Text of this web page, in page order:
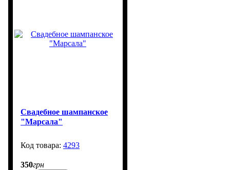
Свадебное шампанское
"Марсала"
4293
350грн